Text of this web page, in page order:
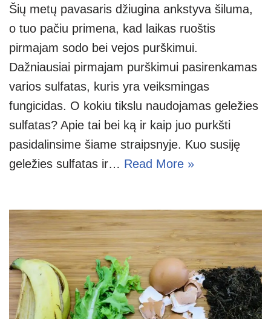
Šių metų pavasaris džiugina ankstyva šiluma,
o tuo pačiu primena, kad laikas ruoštis
pirmajam sodo bei vejos purškimui.
Dažniausiai pirmajam purškimui pasirenkamas
varios sulfatas, kuris yra veiksmingas
fungicidas. O kokiu tikslu naudojamas geležies
sulfatas? Apie tai bei ką ir kaip juo purkšti
pasidalinsime šiame straipsnyje. Kuo susiję
geležies sulfatas ir… Read More »